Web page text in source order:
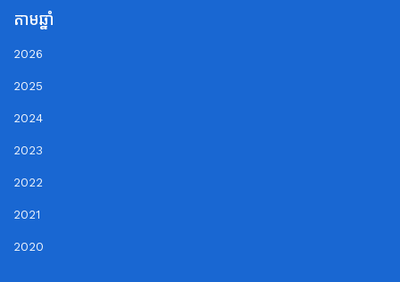
តាមឆ្នាំ
2026
2025
2024
2023
2022
2021
2020